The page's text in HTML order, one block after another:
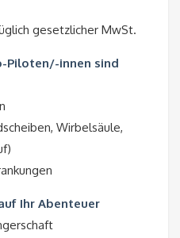
gesetzlicher MwSt.
Piloten/-innen sind
Wirbelsäule,
Ihr Abenteuer